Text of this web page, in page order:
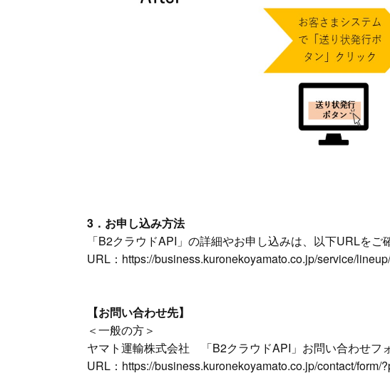
3．お申し込み方法
「B2クラウドAPI」の詳細やお申し込みは、以下URLをご
URL： https://business.kuronekoyamato.co.jp/service/
【お問い合わせ先】
＜一般の方＞
ヤマト運輸株式会社 「B2クラウドAPI」お問い合わせフ
URL： https://business.kuronekoyamato.co.jp/contact/form/